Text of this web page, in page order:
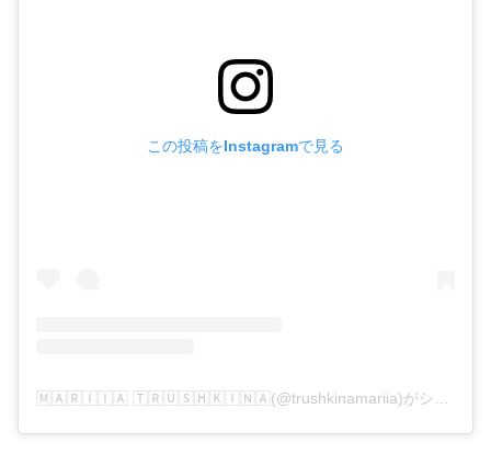
この投稿をInstagramで見る
🄼🄰🅁🄸🄸🄰 🅃🅁🅄🅂🄷🄺🄸🄽🄰(@trushkinamariia)がシェアした投稿